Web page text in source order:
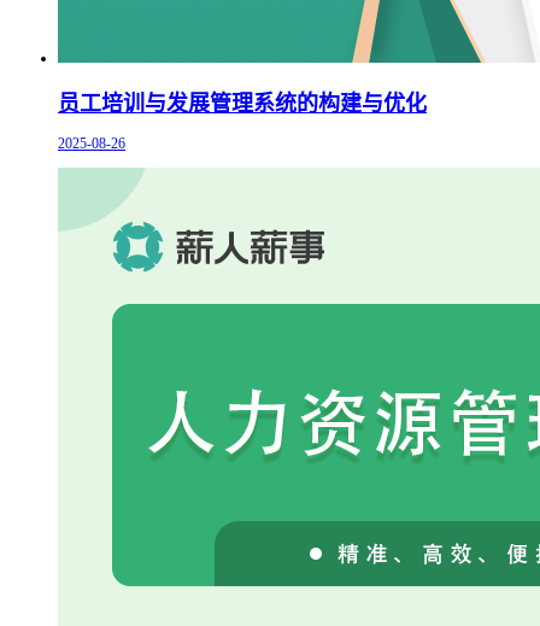
员工培训与发展管理系统的构建与优化
2025-08-26